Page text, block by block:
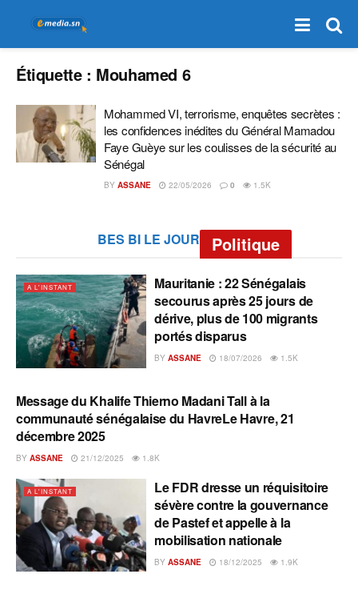
Étiquette : Mouhamed 6
Mohammed VI, terrorisme, enquêtes secrètes :
les confidences inédites du Général Mamadou
Faye Guèye sur les coulisses de la sécurité au
Sénégal
BY ASSANE 22/05/2026 0 1.5K
BES BI LE JOUR Politique
A L'INSTANT
Mauritanie : 22 Sénégalais
secourus après 25 jours de
dérive, plus de 100 migrants
portés disparus
BY ASSANE 18/07/2026 1.5K
A L'INSTANT
Message du Khalife Thierno Madani Tall à la
communauté sénégalaise du HavreLe Havre, 21
décembre 2025
BY ASSANE 21/12/2025 1.8K
A L'INSTANT
Le FDR dresse un réquisitoire
sévère contre la gouvernance
de Pastef et appelle à la
mobilisation nationale
BY ASSANE 18/12/2025 1.9K